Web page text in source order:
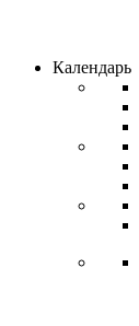
Календарь